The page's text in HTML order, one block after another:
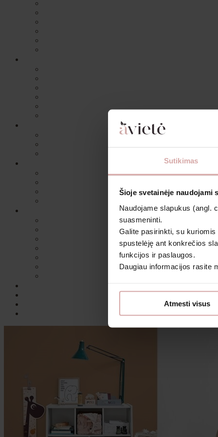
Sutikimas
Šioje svetainėje naudojami
Naudojame slapukus (angl.
suasmeninti.
Galite pasirinkti, su
spustelėję ant konkrečios
funkcijos ir paslaugos.
Daugiau informacijos rasite
Atmesti visus
Daugiau